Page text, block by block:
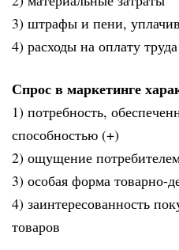
3) штрафы и пени,
4) расходы на оплату труда
Спрос в маркетинге
1) потребность,
способностью (+)
2) ощущение
3) особая форма
4) заинтересованность
товаров